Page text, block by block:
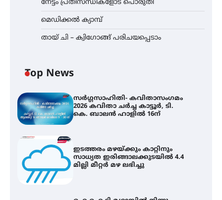
നേട്ടം പ്രതിസന്ധികളോട് പൊരുതി
മെഡിക്കൽ ക്യാമ്പ്
തായ് ചി – ക്വിഗോങ്ങ് പരിചയപ്പെടാം
Top News
സർഗ്ഗസാഹിതി- കവിതാസംഗമം
2026 കവിതാ ചർച്ച കാട്ടൂർ, ടി.
കെ. ബാലൻ ഹാളിൽ 16ന്
ഇടത്തരം മഴയ്ക്കും കാറ്റിനും
സാധ്യത ഇരിങ്ങാലക്കുടയിൽ 4.4
മില്ലി മീറ്റർ മഴ ലഭിച്ചു